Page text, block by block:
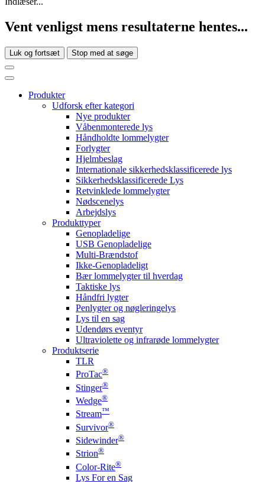
Vent venligst mens resultaterne hentes...
Luk og fortsæt Stop med at søge
Produkter
Udforsk efter kategori
Nye produkter
Våbenmonterede lys
Håndholdte lommelygter
Forlygter
Hjelmbeslag
Internationale sikkerhedsklassificerede lys
Sikkerhedsklassificerede Lys
Retvinklede lommelygter
Nødscenelys
Arbejdslys
Produkttyper
Genopladelige
USB Genopladelige
Multi-Brændstof
Ikke-Genopladeligt
Bær lommelygter til hverdag
Taktiske lys
Håndfri lygter
Penlygter og nøgleringelys
Lys til en sag
Udendørs eventyr
Ultraviolette og infrarøde lommelygter
Produktserie
TLR
ProTac®
Stinger®
Wedge®
Stream™
Survivor®
Sidewinder®
Strion®
Color-Rite®
Lys For en Sag